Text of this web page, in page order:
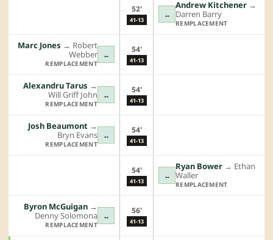
52'
41-13
↔
Andrew Kitchener →︎
Darren Barry
REMPLACEMENT
↔
Marc Jones →︎ Robert
Webber
REMPLACEMENT
54'
41-13
↔
Alexandru Tarus →︎
Will Griff John
REMPLACEMENT
54'
41-13
↔
Josh Beaumont →︎
Bryn Evans
REMPLACEMENT
54'
41-13
54'
41-13
↔
Ryan Bower →︎ Ethan
Waller
REMPLACEMENT
↔
Byron McGuigan →︎
Denny Solomona
REMPLACEMENT
56'
41-13